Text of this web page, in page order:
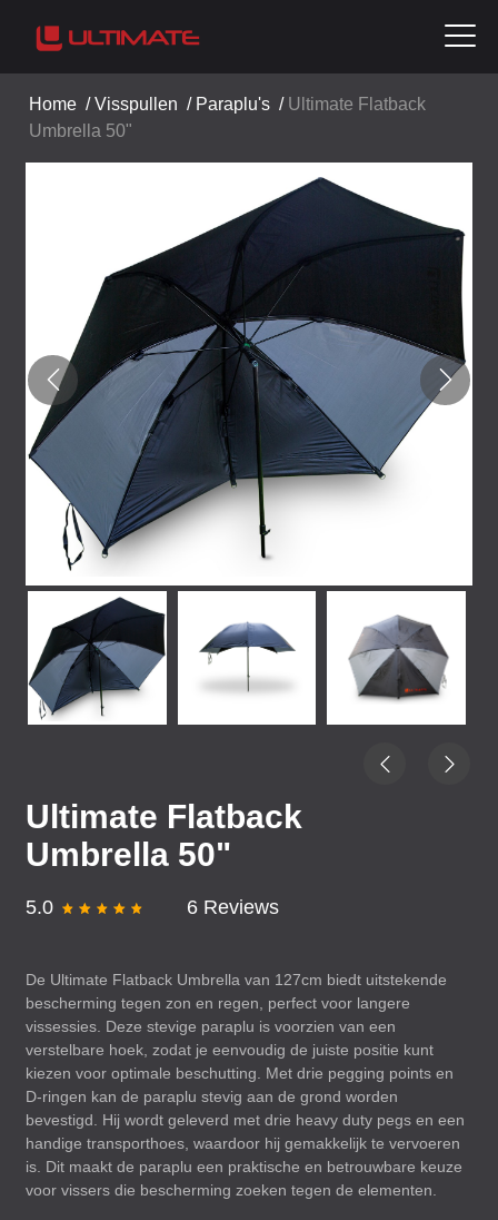
Home /Visspullen / Paraplu's / Ultimate Flatback
Umbrella 50"
Ultimate Flatback
Umbrella 50"
5.0 6 Reviews
De Ultimate Flatback Umbrella van 127cm biedt uitstekende
bescherming tegen zon en regen, perfect voor langere
vissessies. Deze stevige paraplu is voorzien van een
verstelbare hoek, zodat je eenvoudig de juiste positie kunt
kiezen voor optimale beschutting. Met drie pegging points en
D-ringen kan de paraplu stevig aan de grond worden
bevestigd. Hij wordt geleverd met drie heavy duty pegs en een
handige transporthoes, waardoor hij gemakkelijk te vervoeren
is. Dit maakt de paraplu een praktische en betrouwbare keuze
voor vissers die bescherming zoeken tegen de elementen.